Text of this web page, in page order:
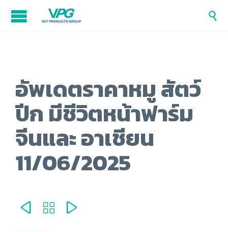

อัพเดตราคาหมู สัตว์
ปีก มีชีวิตหน้าฟาร์ม
จีนและ อาเชียน
11/06/2025
  